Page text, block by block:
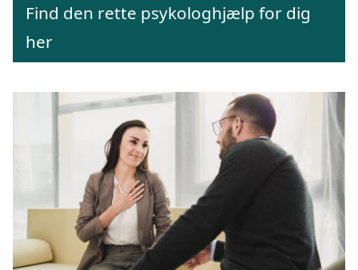
Find den rette psykologhjælp for dig
her